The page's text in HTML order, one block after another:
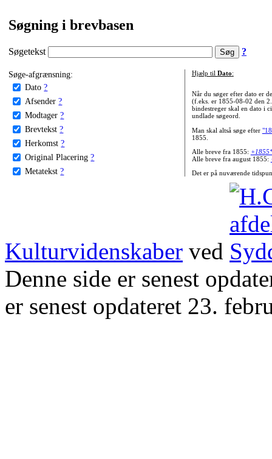
Søgning i brevbasen
Søgetekst ?
Søge-afgrænsning:
Dato ?
Afsender ?
Modtager ?
Brevtekst ?
Herkomst ?
Original Placering ?
Metatekst ?
Hjælp til Dato:
Når du søger efter dato er
(f.eks. er 1855-08-02 den
bindestreger skal en dato i
undlade søgeord.
Man skal altså søge efter
1855.
Alle breve fra 1855:
Alle breve fra august 1855:
Det er på nuværende
Kulturvidenskaber ved
Denne side er senest
er senest opdateret 23.